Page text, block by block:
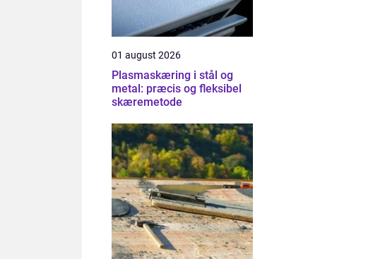
01 august 2026
Plasmaskæring i stål og
metal: præcis og fleksibel
skæremetode